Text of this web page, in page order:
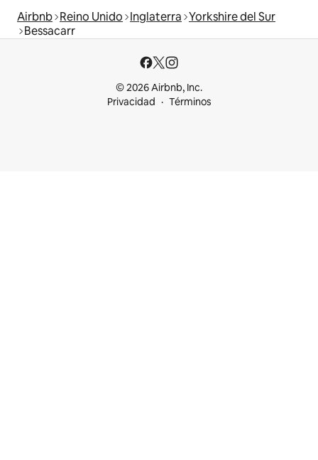
Airbnb Reino Unido Inglaterra Yorkshire del Sur
Bessacarr
© 2026 Airbnb, Inc.
Privacidad
Términos